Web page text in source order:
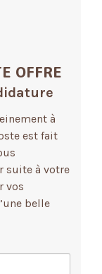
OFFRE
à
est fait
suite à votre
vos
belle